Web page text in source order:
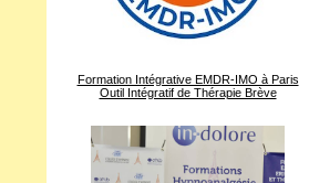
Formation Intégrative EMDR-IMO à Paris
Outil Intégratif de Thérapie Brève